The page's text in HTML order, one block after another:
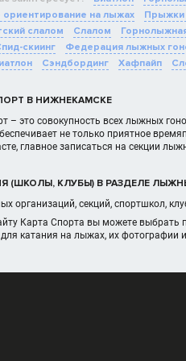
на лыжах
Прыжки
слалом
Слалом
скиинг Федерация лыжных
Сэндбординг Хафпайп
В НИЖНЕКАМСКЕ
– это совокупность всех лыжных
не только приятное
главное записаться на секции
(ШКОЛЫ, КЛУБЫ) В РАЗДЕЛЕ
организаций, секций, спортшкол,
Карта Спорта вы можете
катания на лыжах, их фотографии